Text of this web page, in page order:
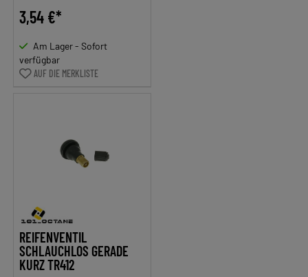
3,54 €*
Am Lager - Sofort
verfügbar
AUF DIE MERKLISTE
REIFENVENTIL
SCHLAUCHLOS GERADE
KURZ TR412